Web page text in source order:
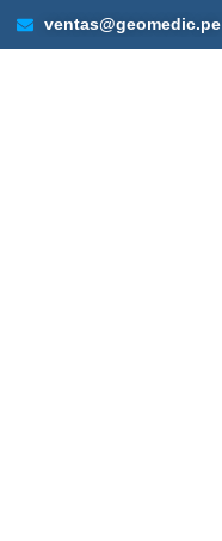
ventas@geomedic.pe